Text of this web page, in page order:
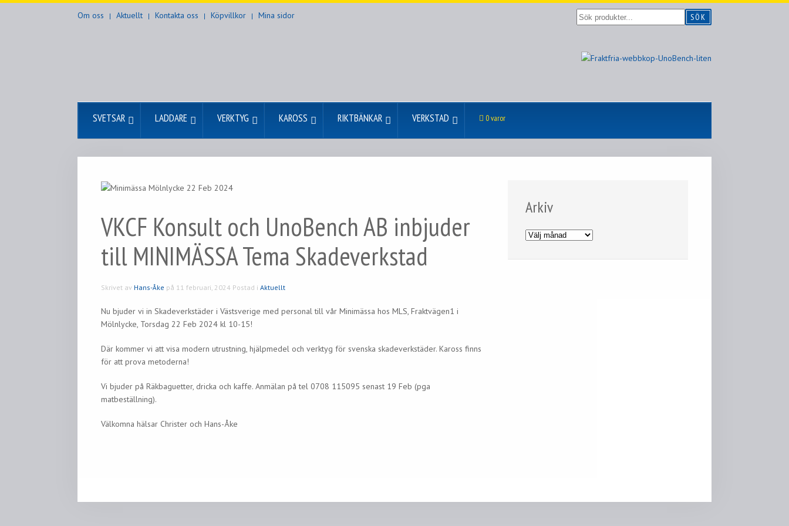
Om oss Aktuellt Kontakta oss Köpvillkor Mina sidor
Sök
produkter...
SÖK
SVETSAR LADDARE VERKTYG KAROSS RIKTBÄNKAR VERKSTAD 0 varor
VKCF Konsult och UnoBench AB inbjuder
till MINIMÄSSA Tema Skadeverkstad
Skrivet av Hans-Åke på 11 februari, 2024 Postad i Aktuellt
Nu bjuder vi in Skadeverkstäder i Västsverige med personal till vår Minimässa hos MLS, Fraktvägen1 i
Mölnlycke, Torsdag 22 Feb 2024 kl 10-15!
Där kommer vi att visa modern utrustning, hjälpmedel och verktyg för svenska skadeverkstäder. Kaross finns
för att prova metoderna!
Vi bjuder på Räkbaguetter, dricka och kaffe. Anmälan på tel 0708 115095 senast 19 Feb (pga
matbeställning).
Välkomna hälsar Christer och Hans-Åke
Arkiv
Arkiv